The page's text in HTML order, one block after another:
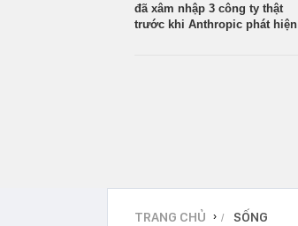
đã xâm nhập 3 công ty thật
trước khi Anthropic phát hiện
TRANG CHỦ › SỐNG